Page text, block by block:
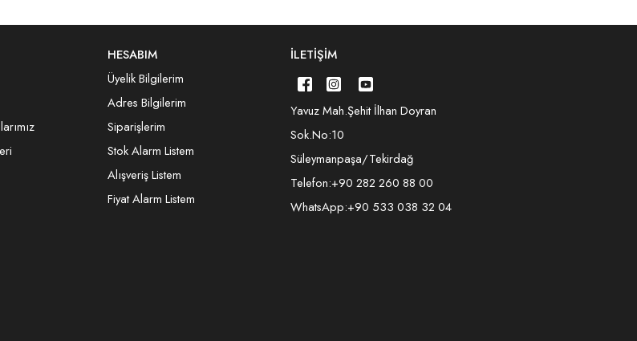
HESABIM
Üyelik Bilgilerim
Adres Bilgilerim
Siparişlerim
Stok Alarm Listem
Alışveriş Listem
Fiyat Alarm Listem
İLETIŞIM
Yavuz Mah.Şehit İlhan Doyran
Sok.No:10
Süleymanpaşa/Tekirdağ
Telefon:+90 282 260 88 00
WhatsApp:+90 533 038 32 04